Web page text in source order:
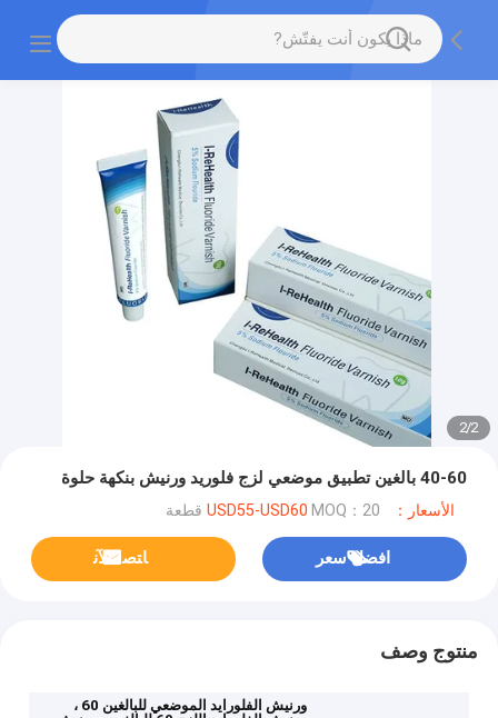
2
/
2
40-60 بالغين تطبيق موضعي لزج فلوريد ورنيش بنكهة حلوة
الأسعار：USD55-USD60 MOQ：20 قطعة
افضل سعر ﺎﺘﺼﻟ ﺍﻶﻧ
منتوج وصف
ورنيش الفلورايد الموضعي للبالغين 60 ،